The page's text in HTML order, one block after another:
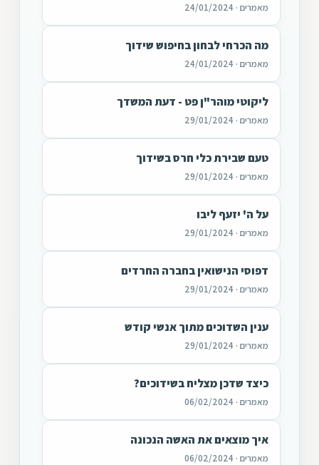
מאמרים · 24/01/2024
מה הכרחי לבחון בחיפוש שידוך
מאמרים · 24/01/2024
ליקוטי מוהר"ן פט - דעת המשדך
מאמרים · 29/01/2024
טעם שבירת כלי חרס בשידוך
מאמרים · 29/01/2024
על ה' יזעף ליבו
מאמרים · 29/01/2024
דפוסי הנישואין בחברה החרדים
מאמרים · 29/01/2024
ענין השדוכים מתוך אנשי קודש
מאמרים · 29/01/2024
כיצד שדכן מצליח בשידוכים?
מאמרים · 06/02/2024
איך מוצאים את האשה הנכונה
מאמרים · 06/02/2024